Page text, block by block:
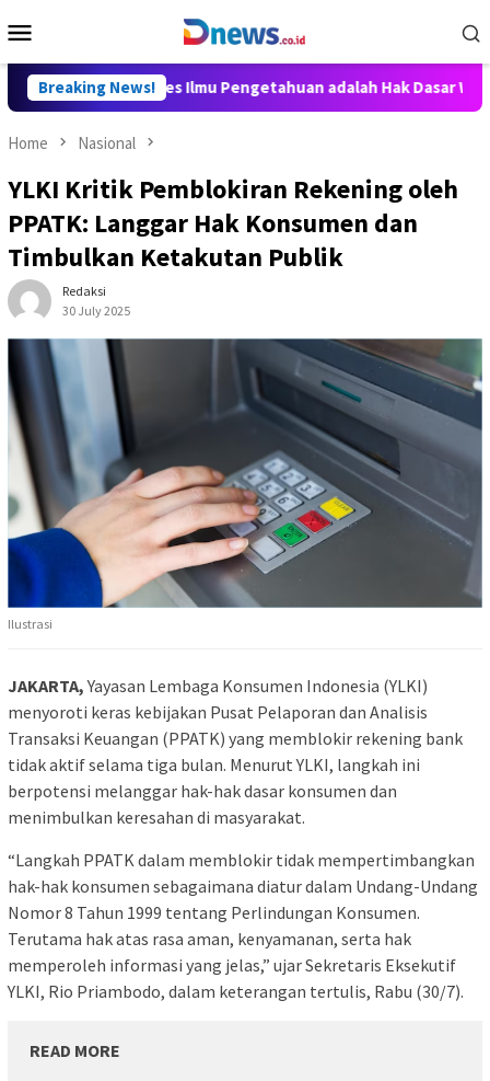
to
Menu
Breaking News!
Aditya: Akses Ilmu Pengetahuan adalah Hak Dasar Warga
Home Nasional
YLKI Kritik Pemblokiran Rekening oleh
PPATK: Langgar Hak Konsumen dan
Timbulkan Ketakutan Publik
Redaksi
30 July 2025
Ilustrasi
JAKARTA,Yayasan Lembaga Konsumen Indonesia (YLKI)
menyoroti keras kebijakan Pusat Pelaporan dan Analisis
Transaksi Keuangan (PPATK) yang memblokir rekening bank
tidak aktif selama tiga bulan. Menurut YLKI, langkah ini
berpotensi melanggar hak-hak dasar konsumen dan
menimbulkan keresahan di masyarakat.
“Langkah PPATK dalam memblokir tidak mempertimbangkan
hak-hak konsumen sebagaimana diatur dalam Undang-Undang
Nomor 8 Tahun 1999 tentang Perlindungan Konsumen.
Terutama hak atas rasa aman, kenyamanan, serta hak
memperoleh informasi yang jelas,” ujar Sekretaris Eksekutif
YLKI, Rio Priambodo, dalam keterangan tertulis, Rabu (30/7).
READ MORE